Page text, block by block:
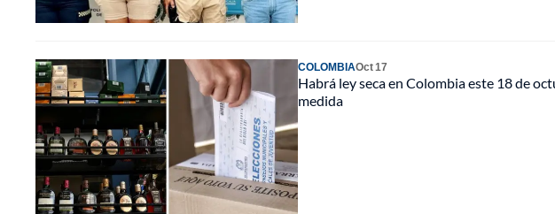
COLOMBIAOct 17
Habrá ley seca en Colombia este 18 de
medida